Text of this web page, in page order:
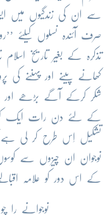
سے ان کی زندگیوں میں
صرف آئندہ نسلوں کیلئے ’’
تذکرہ کے بغیر تاریخ اسلام
کھانے پینے اور پہننے کی
شکر کرکے آگے بڑھے اور
کے لئے دن رات ایک
تشکیل اِس طرح کر لی ہے
نوجوان ان چیزوں سے
کے اس دور کو علامہ
نوجوانے را چو